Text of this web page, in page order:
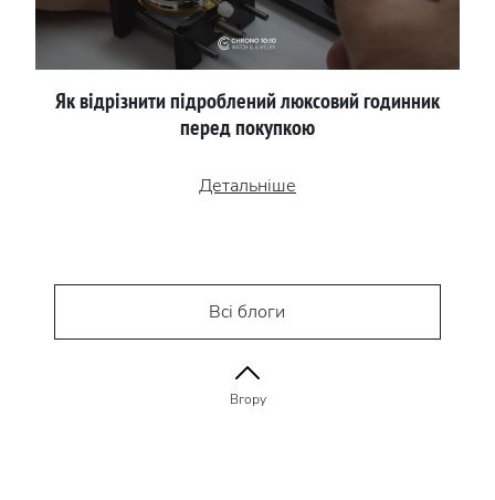
Як відрізнити підроблений люксовий годинник
перед покупкою
Детальніше
Всі блоги
Вгору